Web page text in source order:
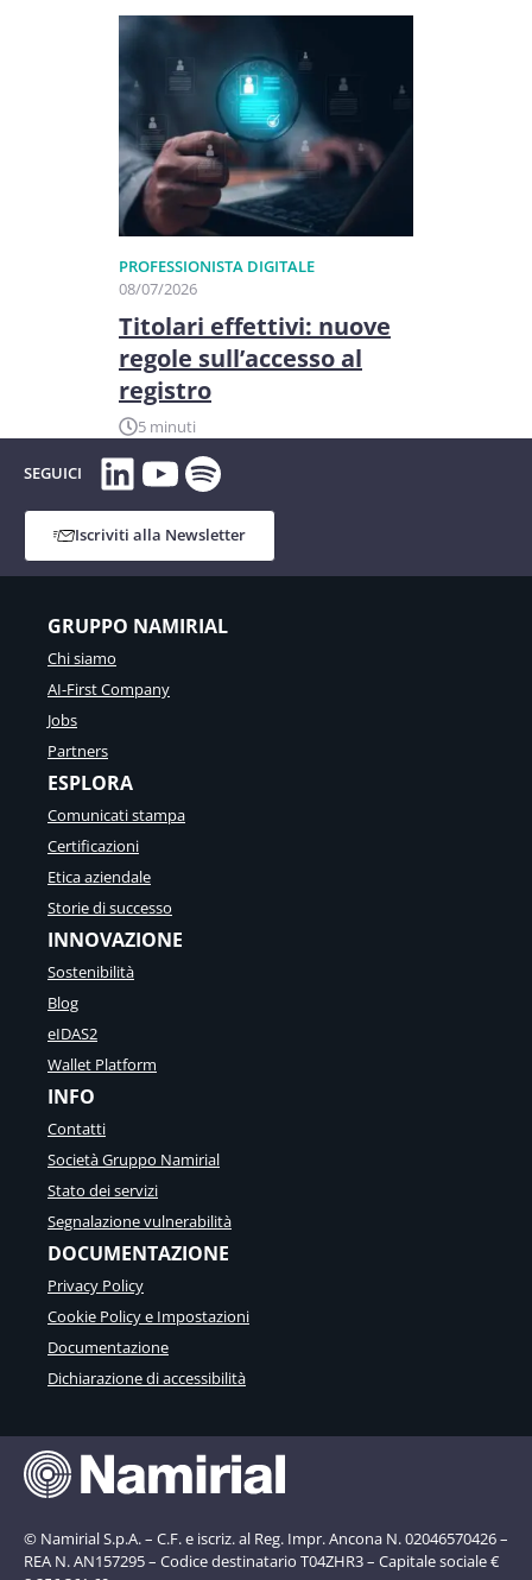
PROFESSIONISTA DIGITALE
08/07/2026
Titolari effettivi: nuove
regole sull’accesso al
registro
5 minuti
SEGUICI LinkedIn
YouTube
Spotify
Iscriviti alla Newsletter
GRUPPO NAMIRIAL
Chi siamo
AI-First Company
Jobs
Partners
ESPLORA
Comunicati stampa
Certificazioni
Etica aziendale
Storie di successo
INNOVAZIONE
Sostenibilità
Blog
eIDAS2
Wallet Platform
INFO
Contatti
Società Gruppo Namirial
Stato dei servizi
Segnalazione vulnerabilità
DOCUMENTAZIONE
Privacy Policy
Cookie Policy e Impostazioni
Documentazione
Dichiarazione di accessibilità
© Namirial S.p.A. – C.F. e iscriz. al Reg. Impr. Ancona N. 02046570426 –
REA N. AN157295 – Codice destinatario T04ZHR3 – Capitale sociale €